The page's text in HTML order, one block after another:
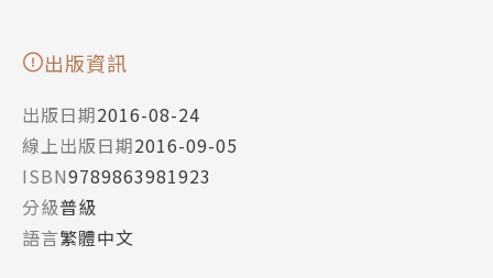
出版資訊
出版日期2016-08-24
線上出版日期2016-09-05
ISBN9789863981923
分級普級
語言繁體中文